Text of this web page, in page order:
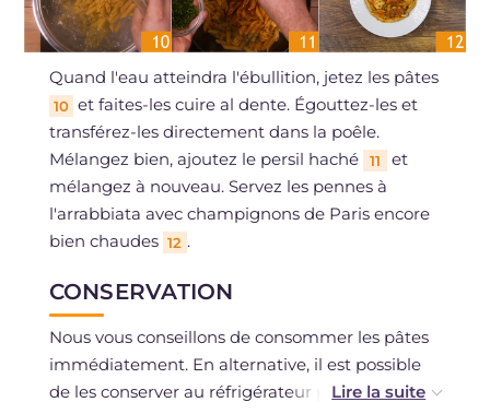
Quand l'eau atteindra l'ébullition, jetez les pâtes
10 et faites-les cuire al dente. Égouttez-les et
transférez-les directement dans la poêle.
Mélangez bien, ajoutez le persil haché
11
et
mélangez à nouveau. Servez les pennes à
l'arrabbiata avec champignons de Paris encore
bien chaudes 12 .
CONSERVATION
Nous vous conseillons de consommer les pâtes
immédiatement. En alternative, il est possible
de les conserver au réfrigérateur pendant un